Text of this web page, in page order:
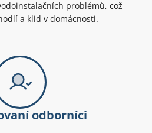
problémů, což
a klid v domácnosti.
odborníci